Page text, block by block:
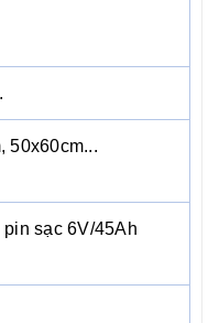
50x60cm...
pin sạc 6V/45Ah